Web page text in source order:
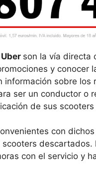
son la vía directa
y conocer
información sobre los
ser un conductor o
de sus
con
con el servicio y